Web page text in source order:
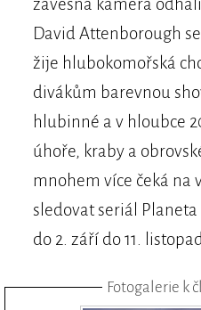
David Attenborough
žije hlubokomořská
divákům barevnou
hlubinné a v hloubce
úhoře, kraby a
mnohem více čeká na
sledovat seriál
do 2. září do 11.
Fotogalerie k